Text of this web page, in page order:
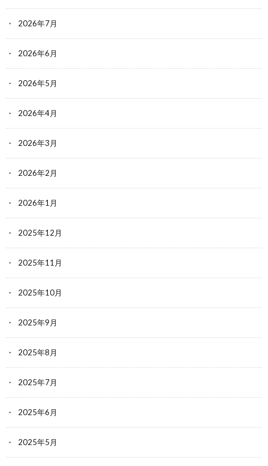
2026年7月
2026年6月
2026年5月
2026年4月
2026年3月
2026年2月
2026年1月
2025年12月
2025年11月
2025年10月
2025年9月
2025年8月
2025年7月
2025年6月
2025年5月